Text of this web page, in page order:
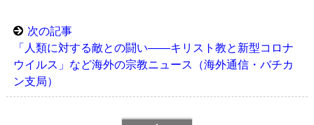
次の記事
「人類に対する敵との闘い――キリスト教と新型コロナ
ウイルス」など海外の宗教ニュース（海外通信・バチカ
ン支局）